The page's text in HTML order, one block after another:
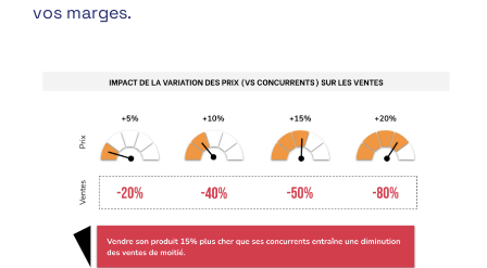
vos marges.